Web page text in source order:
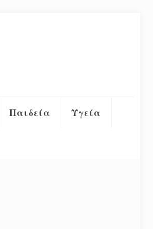
Παιδεία Υγεία